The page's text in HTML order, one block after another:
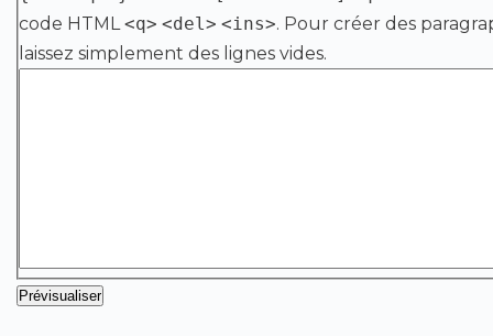
code HTML<q> <del> <ins>. Pour créer des
laissez simplement des lignes vides.